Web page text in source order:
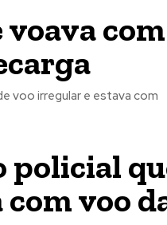
voava com
voo irregular e estava com
policial
voo